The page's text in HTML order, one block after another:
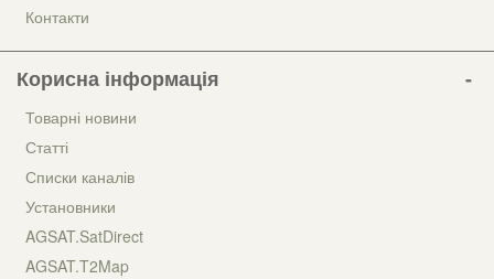
Контакти
Корисна інформація
Товарні новини
Статті
Списки каналів
Установники
AGSAT.SatDirect
AGSAT.T2Map